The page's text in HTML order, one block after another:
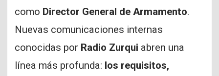
como Director General de Armamento.
Nuevas comunicaciones internas
conocidas por Radio Zurqui abren una
línea más profunda: los requisitos,